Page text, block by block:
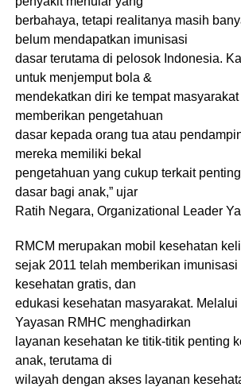
berbahaya, tetapi realitanya masih
belum mendapatkan imunisasi
dasar terutama di pelosok Indonesia.
untuk menjemput bola &
mendekatkan diri ke tempat
memberikan pengetahuan
dasar kepada orang tua atau
mereka memiliki bekal
pengetahuan yang cukup terkait
dasar bagi anak,” ujar
Ratih Negara, Organizational Leader
RMCM merupakan mobil kesehatan
sejak 2011 telah memberikan imunisasi
kesehatan gratis, dan
edukasi kesehatan masyarakat. Melalui
Yayasan RMHC menghadirkan
layanan kesehatan ke titik-titik penting
anak, terutama di
wilayah dengan akses layanan